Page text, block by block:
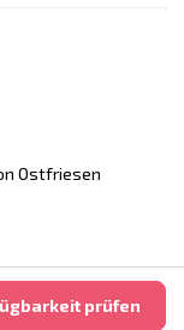
prüfen
Ostfriesen